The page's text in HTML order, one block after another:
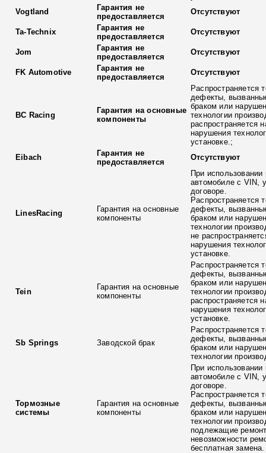
Vogtland
Гарантия не
предоставляется
Отсутствуют
Ta-Technix
Гарантия не
предоставляется
Отсутствуют
Jom
Гарантия не
предоставляется
Отсутствуют
FK Automotive
Гарантия не
предоставляется
Отсутствуют
BC Racing
Гарантия на основные
компоненты
Распространяется
дефекты,
браком или
технологии
распространяется
нарушения
установке.;
Eibach
Гарантия не
предоставляется
Отсутствуют
LinesRacing
Гарантия на основные
компоненты
При использовании
автомобиле с VIN,
договоре.
Распространяется
дефекты,
браком или
технологии
не
нарушения
установке.
Tein
Гарантия на основные
компоненты
Распространяется
дефекты,
браком или
технологии
распространяется
нарушения
установке.
Sb Springs Заводской брак
Распространяется
дефекты,
браком или
технологии
Тормозные
системы
Гарантия на основные
компоненты
При использовании
автомобиле с VIN,
договоре.
Распространяется
дефекты,
браком или
технологии
подлежащие
невозможности
бесплатная замена.